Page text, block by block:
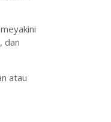
dan
atau